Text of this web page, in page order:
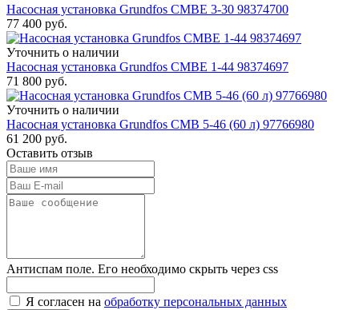
Насосная установка Grundfos CMBE 3-30 98374700
77 400 руб.
Уточнить о наличии
Насосная установка Grundfos CMBE 1-44 98374697
71 800 руб.
Уточнить о наличии
Насосная установка Grundfos CMB 5-46 (60 л) 97766980
61 200 руб.
Оставить отзыв
Антиспам поле. Его необходимо скрыть через css
Я согласен на обработку персональных данных